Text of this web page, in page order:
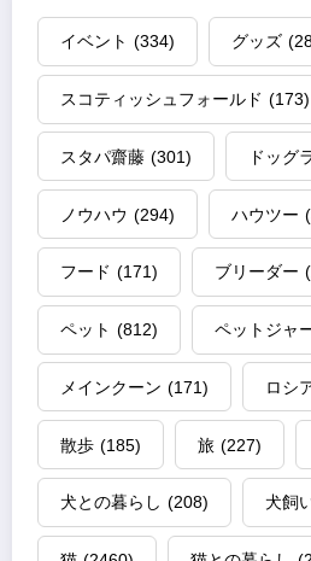
イベント (334) グッズ
スコティッシュフォールド (173)
スタパ齋藤 (301) ドッグ
ノウハウ (294) ハウツー
フード (171) ブリーダー
ペット (812) ペットジャ
メインクーン (171) ロシ
散歩 (185) 旅 (227)
犬との暮らし (208) 犬飼